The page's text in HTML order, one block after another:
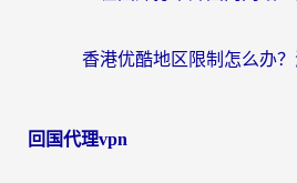
回国代理vpn